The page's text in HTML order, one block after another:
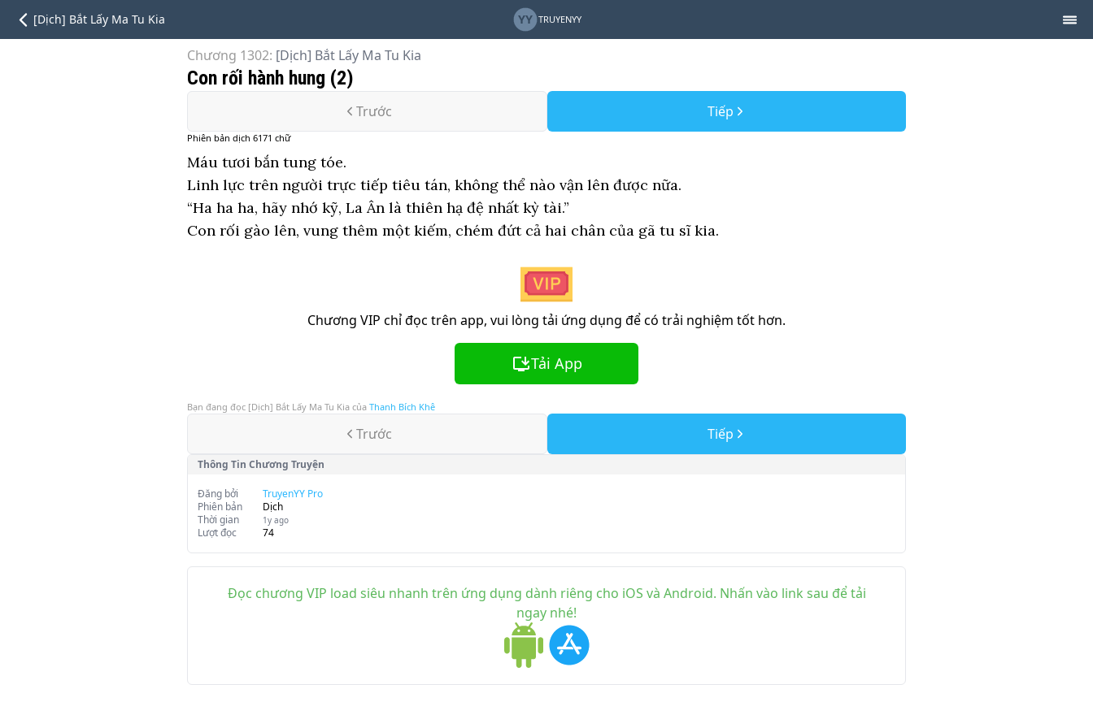
[Dịch] Bắt Lấy Ma Tu Kia YY TRUYENYY
Chương 1302: [Dịch] Bắt Lấy Ma Tu Kia
Con rối hành hung (2)
Trước Tiếp
Phiên bản dịch 6171 chữ
Máu tươi bắn tung tóe.
Linh lực trên người trực tiếp tiêu tán, không thể nào vận lên được nữa.
“Ha ha ha, hãy nhớ kỹ, La Ân là thiên hạ đệ nhất kỳ tài.”
Con rối gào lên, vung thêm một kiếm, chém đứt cả hai chân của gã tu sĩ kia.
Chương VIP chỉ đọc trên app, vui lòng tải ứng dụng để có trải nghiệm tốt hơn.
Tải App
Bạn đang đọc [Dịch] Bắt Lấy Ma Tu Kia của Thanh Bích Khê
Trước Tiếp
Thông Tin Chương Truyện
Đăng bởi
TruyenYY Pro
Phiên bản
Dịch
Thời gian
1y ago
Lượt đọc 74
Đọc chương VIP load siêu nhanh trên ứng dụng dành riêng cho iOS và Android. Nhấn vào link sau để tải
ngay nhé!